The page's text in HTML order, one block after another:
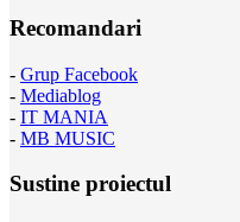
Recomandari
- Grup Facebook
- Mediablog
- IT MANIA
- MB MUSIC
Sustine proiectul